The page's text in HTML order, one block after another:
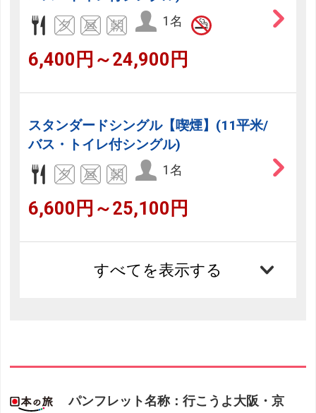
1名
6,400円～24,900円
スタンダードシングル【喫煙】(11平米/
バス・トイレ付シングル)
1名
6,600円～25,100円
すべてを表示する
パンフレット名称：行こうよ大阪・京